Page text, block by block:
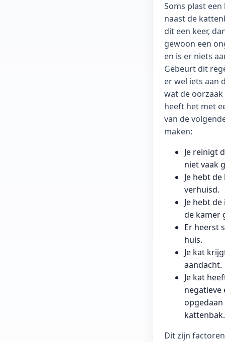
Soms plast
naast de
dit een keer,
gewoon een
en is er niets
Gebeurt dit
er wel iets aan
wat de
heeft het met
van de
maken:
Je reinigt
niet vaak
Je hebt
verhuisd.
Je hebt
de kamer
Er heerst
huis.
Je kat
aandacht.
Je kat
negatieve
kattenbak.
Dit zijn